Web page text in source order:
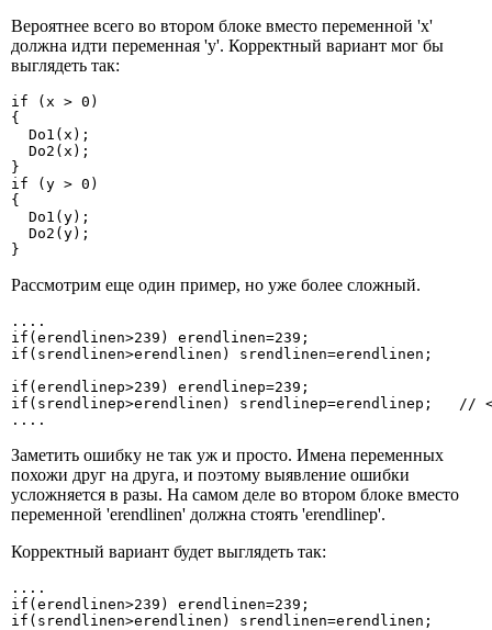
Вероятнее всего во втором блоке вместо переменной 'x'
должна идти переменная 'y'. Корректный вариант мог бы
выглядеть так:
if (x > 0)
{
  Do1(x);
  Do2(x);
}
if (y > 0)
{
  Do1(y);
  Do2(y);
}
Рассмотрим еще один пример, но уже более сложный.
....
if(erendlinen>239) erendlinen=239;
if(srendlinen>erendlinen) srendlinen=erendlinen;
if(erendlinep>239) erendlinep=239;
if(srendlinep>erendlinen) srendlinep=erendlinep;   //
....
Заметить ошибку не так уж и просто. Имена переменных
похожи друг на друга, и поэтому выявление ошибки
усложняется в разы. На самом деле во втором блоке вместо
переменной 'erendlinen' должна стоять 'erendlinep'.
Корректный вариант будет выглядеть так:
....
if(erendlinen>239) erendlinen=239;
if(srendlinen>erendlinen) srendlinen=erendlinen;